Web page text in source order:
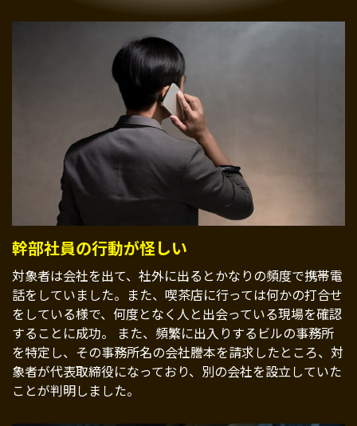
幹部社員の行動が怪しい
対象者は会社を出て、社外に出るとかなりの頻度で携帯電
話をしていました。また、喫茶店に行っては何かの打合せ
をしている様で、何度となく人と出会っている現場を確認
することに成功。 また、頻繁に出入りするビルの事務所
を特定し、その事務所名の会社謄本を請求したところ、対
象者が代表取締役になっており、別の会社を設立していた
ことが判明しました。